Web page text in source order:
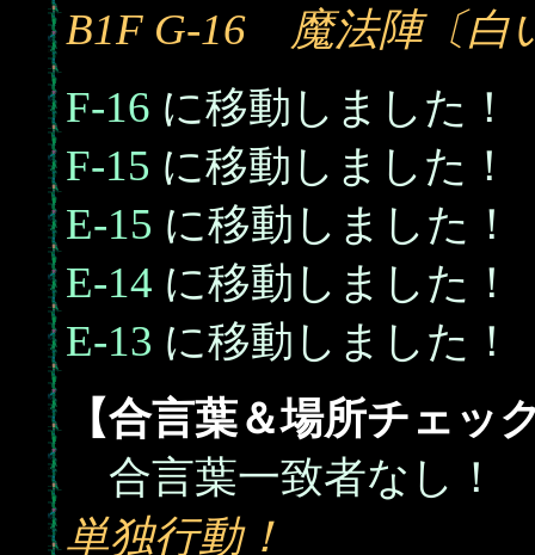
B1F G-16 魔法陣〔白
F-16 に移動しました！
F-15 に移動しました！
E-15 に移動しました！
E-14 に移動しました！
E-13 に移動しました！
【合言葉＆場所チェッ
合言葉一致者なし！
単独行動！